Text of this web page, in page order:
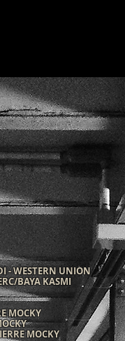
- WESTERN UNION
BAYA KASMI
MOCKY
MOCKY